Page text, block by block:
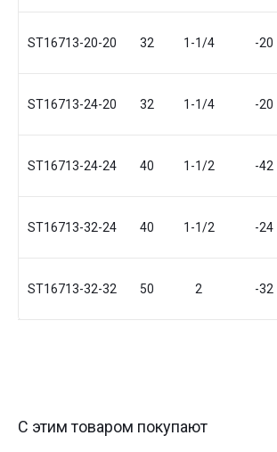
ST16713-20-20 32 1-1/4 -20
ST16713-24-20 32 1-1/4 -20
ST16713-24-24 40 1-1/2 -42
ST16713-32-24 40 1-1/2 -24
ST16713-32-32 50 2 -32
С этим товаром покупают